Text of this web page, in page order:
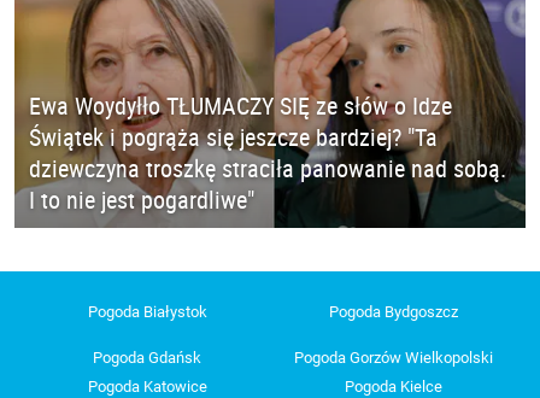
Ewa Woydyłło TŁUMACZY SIĘ ze słów o Idze
Świątek i pogrąża się jeszcze bardziej? "Ta
dziewczyna troszkę straciła panowanie nad sobą.
I to nie jest pogardliwe"
Pogoda Białystok Pogoda Bydgoszcz
Pogoda Gdańsk
Pogoda Gorzów Wielkopolski
Pogoda Katowice
Pogoda Kielce